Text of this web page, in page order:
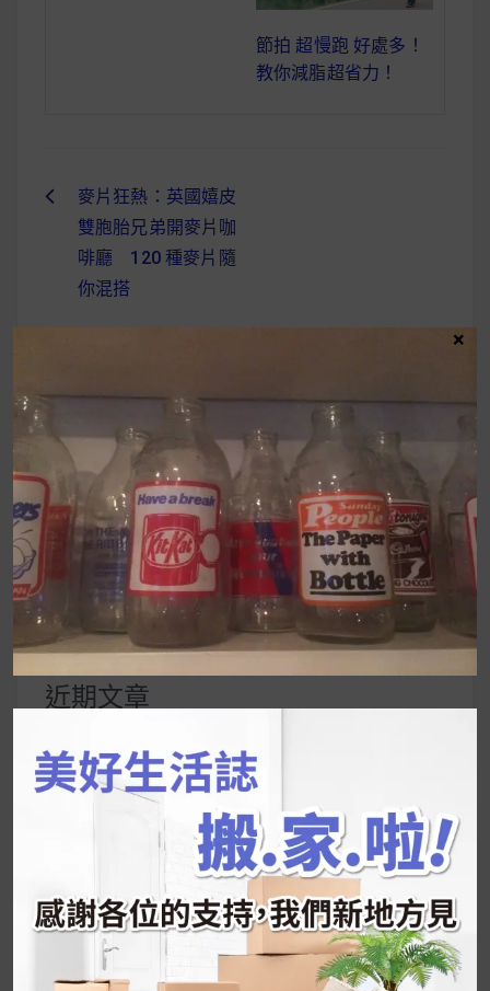
節拍 超慢跑 好處多！
教你減脂超省力！
文
覽
麥片狂熱：英國嬉皮
雙胞胎兄弟開麥片咖
啡廳 120 種麥片隨
你混搭
UrMart 為你打造理想生活
尋
關
鍵
字:
近期文章
韓國人為什麼不容易胖？
推的MZ Diet ！
好吃的蛋白點心還有好玩的運動小遊戲！今年過
年已經等不及帶這盒跟我的親戚、朋友們一起分
享～
2026 過年禮盒推薦｜五款百元健康伴手禮
停用猛健樂後會反彈嗎？作用解析＋停藥後體重
×